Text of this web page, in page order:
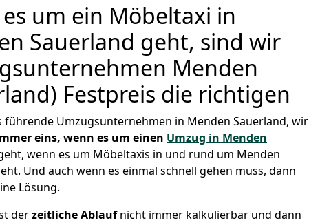
um ein Möbeltaxi in
Sauerland geht, sind wir
Menden
Festpreis die richtigen
führende Umzugsunternehmen in Menden Sauerland, wir
eins, wenn es um einen Umzug in Menden
wenn es um Möbeltaxis in und rund um Menden
Und auch wenn es einmal schnell gehen muss, dann
Lösung.
derzeitliche Ablaufnicht immer kalkulierbar und dann